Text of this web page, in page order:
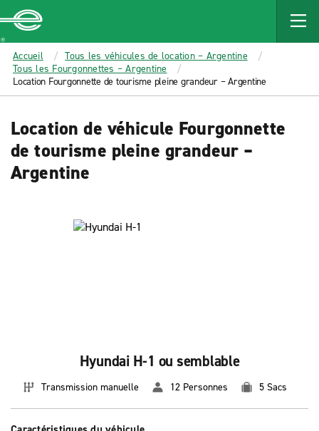
MAIN
CONTENT
Enterprise
Accueil
Tous les véhicules de location – Argentine
Tous les Fourgonnettes – Argentine
Location Fourgonnette de tourisme pleine grandeur – Argentine
Location de véhicule Fourgonnette
de tourisme pleine grandeur –
Argentine
Hyundai H-1 ou semblable
Transmission manuelle 12 Personnes 5 Sacs